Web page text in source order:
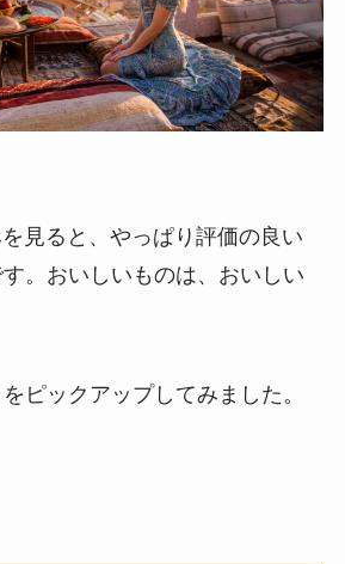
見ると、やっぱり評価の良い
。おいしいものは、おいしい
ピックアップしてみました。